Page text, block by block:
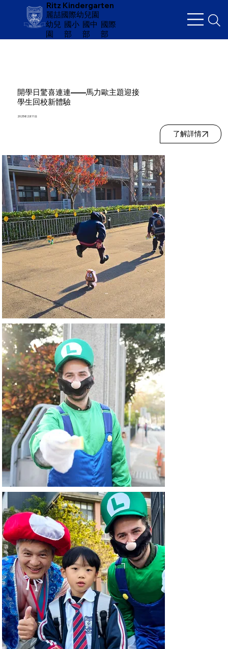
Ritz Kindergarten
麗喆國際幼兒園
幼兒
園
​國小
部
國中
部
國際
部
開學日驚喜連連——馬力歐主題迎接
學生回校新體驗
2025年2月11日
了解詳情